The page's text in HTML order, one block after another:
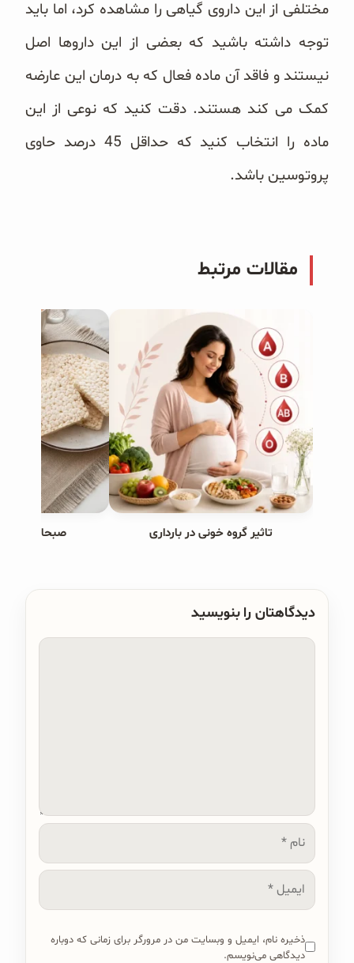
مختلفی از این داروی گیاهی را مشاهده کرد، اما باید
توجه داشته باشید که بعضی از این داروها اصل
نیستند و فاقد آن ماده فعال که به درمان این عارضه
کمک می کند هستند. دقت کنید که نوعی از این
ماده را انتخاب کنید که حداقل 45 درصد حاوی
پروتوسین باشد.
مقالات مرتبط
تاثیر گروه خونی در بارداری صبحانه های
دیدگاهتان را بنویسید
نام
ایمیل
ذخیره نام، ایمیل و وبسایت من در مرورگر برای زمانی که دوباره
دیدگاهی می‌نویسم.